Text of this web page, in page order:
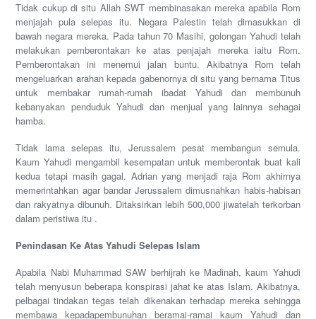
Tidak cukup di situ Allah SWT membinasakan mereka apabila Rom
menjajah pula selepas itu. Negara Palestin telah dimasukkan di
bawah negara mereka. Pada tahun 70 Masihi, golongan Yahudi telah
melakukan pemberontakan ke atas penjajah mereka iaitu Rom.
Pemberontakan ini menemui jalan buntu. Akibatnya Rom telah
mengeluarkan arahan kepada gabenornya di situ yang bernama Titus
untuk membakar rumah-rumah ibadat Yahudi dan membunuh
kebanyakan penduduk Yahudi dan menjual yang lainnya sehagai
hamba.
Tidak lama selepas itu, Jerussalem pesat membangun semula.
Kaum Yahudi mengambil kesempatan untuk memberontak buat kali
kedua tetapi masih gagal. Adrian yang menjadi raja Rom akhirnya
memerintahkan agar bandar Jerussalem dimusnahkan habis-habisan
dan rakyatnya dibunuh. Ditaksirkan lebih 500,000 jiwatelah terkorban
dalam peristiwa itu .
Penindasan Ke Atas Yahudi Selepas Islam
Apabila Nabi Muhammad SAW berhijrah ke Madinah, kaum Yahudi
telah menyusun beberapa konspirasi jahat ke atas Islam. Akibatnya,
pelbagai tindakan tegas telah dikenakan terhadap mereka sehingga
membawa kepadapembunuhan beramai-ramai kaum Yahudi dan